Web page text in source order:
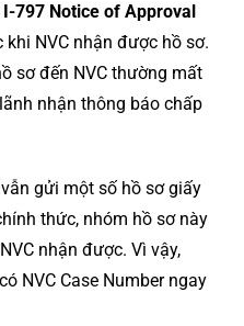
I-797 Notice of Approval
NVC nhận được hồ sơ.
sơ đến NVC thường mất
nhận thông báo chấp
gửi một số hồ sơ giấy
thức, nhóm hồ sơ này
nhận được. Vì vậy,
NVC Case Number ngay